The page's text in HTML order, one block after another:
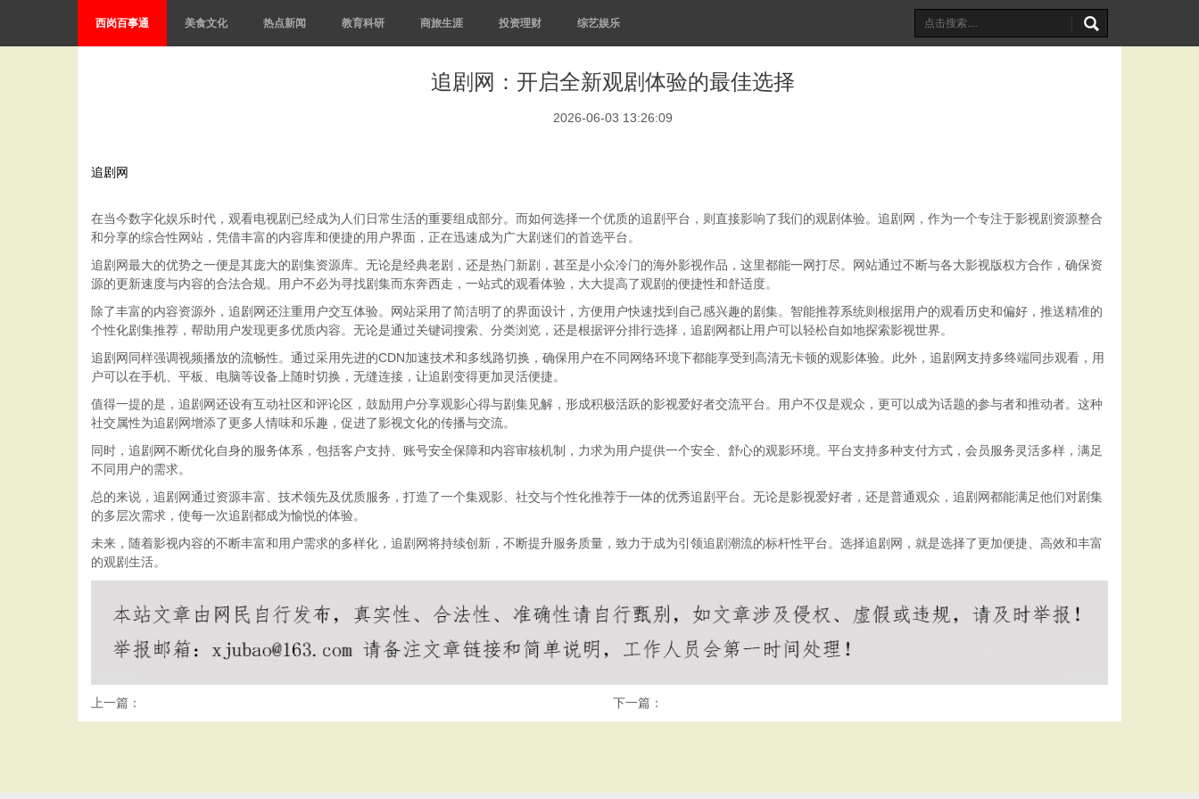
西岗百事通 美食文化 热点新闻 教育科研 商旅生涯 投资理财 综艺娱乐
追剧网：开启全新观剧体验的最佳选择
2026-06-03 13:26:09
追剧网
在当今数字化娱乐时代，观看电视剧已经成为人们日常生活的重要组成部分。而如何选择一个优质的追剧平台，则直接影响了我们的观剧体验。追剧网，作为一个专注于影视剧资源整合
和分享的综合性网站，凭借丰富的内容库和便捷的用户界面，正在迅速成为广大剧迷们的首选平台。
追剧网最大的优势之一便是其庞大的剧集资源库。无论是经典老剧，还是热门新剧，甚至是小众冷门的海外影视作品，这里都能一网打尽。网站通过不断与各大影视版权方合作，确保资
源的更新速度与内容的合法合规。用户不必为寻找剧集而东奔西走，一站式的观看体验，大大提高了观剧的便捷性和舒适度。
除了丰富的内容资源外，追剧网还注重用户交互体验。网站采用了简洁明了的界面设计，方便用户快速找到自己感兴趣的剧集。智能推荐系统则根据用户的观看历史和偏好，推送精准的
个性化剧集推荐，帮助用户发现更多优质内容。无论是通过关键词搜索、分类浏览，还是根据评分排行选择，追剧网都让用户可以轻松自如地探索影视世界。
追剧网同样强调视频播放的流畅性。通过采用先进的CDN加速技术和多线路切换，确保用户在不同网络环境下都能享受到高清无卡顿的观影体验。此外，追剧网支持多终端同步观看，用
户可以在手机、平板、电脑等设备上随时切换，无缝连接，让追剧变得更加灵活便捷。
值得一提的是，追剧网还设有互动社区和评论区，鼓励用户分享观影心得与剧集见解，形成积极活跃的影视爱好者交流平台。用户不仅是观众，更可以成为话题的参与者和推动者。这种
社交属性为追剧网增添了更多人情味和乐趣，促进了影视文化的传播与交流。
同时，追剧网不断优化自身的服务体系，包括客户支持、账号安全保障和内容审核机制，力求为用户提供一个安全、舒心的观影环境。平台支持多种支付方式，会员服务灵活多样，满足
不同用户的需求。
总的来说，追剧网通过资源丰富、技术领先及优质服务，打造了一个集观影、社交与个性化推荐于一体的优秀追剧平台。无论是影视爱好者，还是普通观众，追剧网都能满足他们对剧集
的多层次需求，使每一次追剧都成为愉悦的体验。
未来，随着影视内容的不断丰富和用户需求的多样化，追剧网将持续创新，不断提升服务质量，致力于成为引领追剧潮流的标杆性平台。选择追剧网，就是选择了更加便捷、高效和丰富
的观剧生活。
上一篇： 下一篇：